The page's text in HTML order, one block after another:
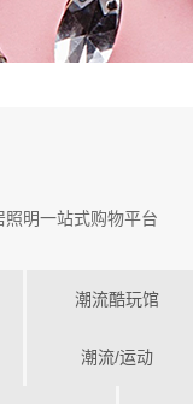
明一站式购物平台
潮流酷玩馆
潮流/运动